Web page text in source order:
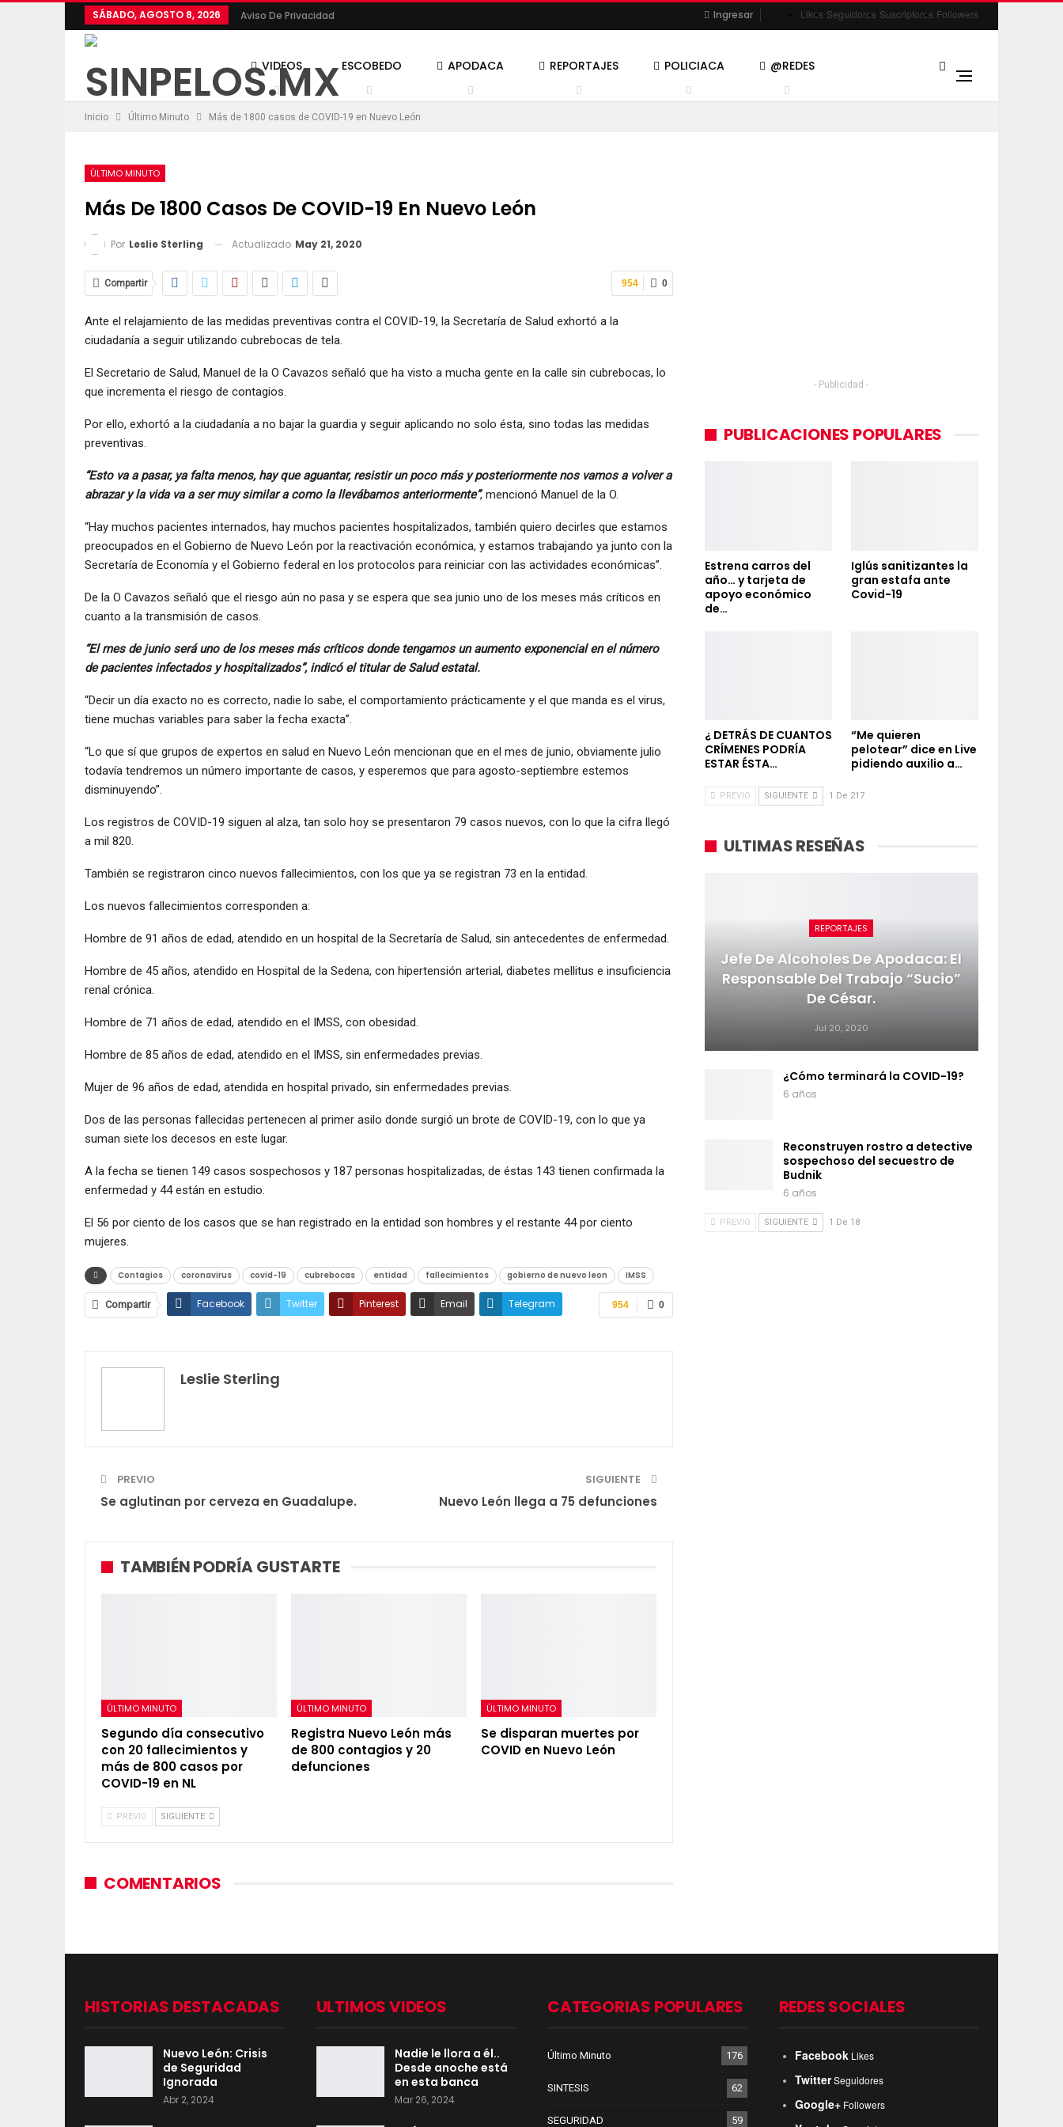
Likes Seguidores Suscriptores Followers
Ingresar
SÁBADO, AGOSTO 8, 2026 Aviso De Privacidad
VIDEOS ESCOBEDO APODACA REPORTAJES POLICIACA @REDES
Inicio Último Minuto Más de 1800 casos de COVID-19 en Nuevo León
ÚLTIMO MINUTO
Más De 1800 Casos De COVID-19 En Nuevo León
Por Leslie Sterling Actualizado May 21, 2020
0
954
Compartir
Ante el relajamiento de las medidas preventivas contra el COVID-19, la Secretaría de Salud exhortó a la
ciudadanía a seguir utilizando cubrebocas de tela.
El Secretario de Salud, Manuel de la O Cavazos señaló que ha visto a mucha gente en la calle sin cubrebocas, lo
que incrementa el riesgo de contagios.
Por ello, exhortó a la ciudadanía a no bajar la guardia y seguir aplicando no solo ésta, sino todas las medidas
preventivas.
“Esto va a pasar, ya falta menos, hay que aguantar, resistir un poco más y posteriormente nos vamos a volver a
abrazar y la vida va a ser muy similar a como la llevábamos anteriormente”, mencionó Manuel de la O.
“Hay muchos pacientes internados, hay muchos pacientes hospitalizados, también quiero decirles que estamos
preocupados en el Gobierno de Nuevo León por la reactivación económica, y estamos trabajando ya junto con la
Secretaría de Economía y el Gobierno federal en los protocolos para reiniciar con las actividades económicas”.
De la O Cavazos señaló que el riesgo aún no pasa y se espera que sea junio uno de los meses más críticos en
cuanto a la transmisión de casos.
“El mes de junio será uno de los meses más críticos donde tengamos un aumento exponencial en el número
de pacientes infectados y hospitalizados”, indicó el titular de Salud estatal.
“Decir un día exacto no es correcto, nadie lo sabe, el comportamiento prácticamente y el que manda es el virus,
tiene muchas variables para saber la fecha exacta”.
“Lo que sí que grupos de expertos en salud en Nuevo León mencionan que en el mes de junio, obviamente julio
todavía tendremos un número importante de casos, y esperemos que para agosto-septiembre estemos
disminuyendo”.
Los registros de COVID-19 siguen al alza, tan solo hoy se presentaron 79 casos nuevos, con lo que la cifra llegó
a mil 820.
También se registraron cinco nuevos fallecimientos, con los que ya se registran 73 en la entidad.
Los nuevos fallecimientos corresponden a:
Hombre de 91 años de edad, atendido en un hospital de la Secretaría de Salud, sin antecedentes de enfermedad.
Hombre de 45 años, atendido en Hospital de la Sedena, con hipertensión arterial, diabetes mellitus e insuficiencia
renal crónica.
Hombre de 71 años de edad, atendido en el IMSS, con obesidad.
Hombre de 85 años de edad, atendido en el IMSS, sin enfermedades previas.
Mujer de 96 años de edad, atendida en hospital privado, sin enfermedades previas.
Dos de las personas fallecidas pertenecen al primer asilo donde surgió un brote de COVID-19, con lo que ya
suman siete los decesos en este lugar.
A la fecha se tienen 149 casos sospechosos y 187 personas hospitalizadas, de éstas 143 tienen confirmada la
enfermedad y 44 están en estudio.
El 56 por ciento de los casos que se han registrado en la entidad son hombres y el restante 44 por ciento
mujeres.
Contagios coronavirus covid-19 cubrebocas entidad fallecimientos gobierno de nuevo leon IMSS
0
954
Compartir Facebook Twitter Pinterest Email Telegram
Leslie Sterling
PREVIO
Se aglutinan por cerveza en Guadalupe.
SIGUIENTE
Nuevo León llega a 75 defunciones
TAMBIÉN PODRÍA GUSTARTE
ÚLTIMO MINUTO
Segundo día consecutivo
con 20 fallecimientos y
más de 800 casos por
COVID-19 en NL
ÚLTIMO MINUTO
Registra Nuevo León más
de 800 contagios y 20
defunciones
ÚLTIMO MINUTO
Se disparan muertes por
COVID en Nuevo León
PREVIO SIGUIENTE
COMENTARIOS
- Publicidad -
PUBLICACIONES POPULARES
Estrena carros del
año… y tarjeta de
apoyo económico
de…
Iglús sanitizantes la
gran estafa ante
Covid-19
¿ DETRÁS DE CUANTOS
CRÍMENES PODRÍA
ESTAR ÉSTA…
“Me quieren
pelotear” dice en Live
pidiendo auxilio a…
PREVIO SIGUIENTE 1 De 217
ULTIMAS RESEÑAS
REPORTAJES
Jefe De Alcoholes De Apodaca: El
Responsable Del Trabajo “sucio”
De César.
Jul 20, 2020
¿Cómo terminará la COVID-19?
6 años
Reconstruyen rostro a detective
sospechoso del secuestro de
Budnik
6 años
PREVIO SIGUIENTE 1 De 18
HISTORIAS DESTACADAS
Nuevo León: Crisis
de Seguridad
Ignorada
Abr 2, 2024
ULTIMOS VIDEOS
Nadie le llora a él..
Desde anoche está
en esta banca
Mar 26, 2024
CATEGORIAS POPULARES
Último Minuto 176
SINTESIS 62
SEGURIDAD 59
REDES SOCIALES
Facebook Likes
Twitter Seguidores
Google+ Followers